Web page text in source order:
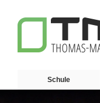
Schule